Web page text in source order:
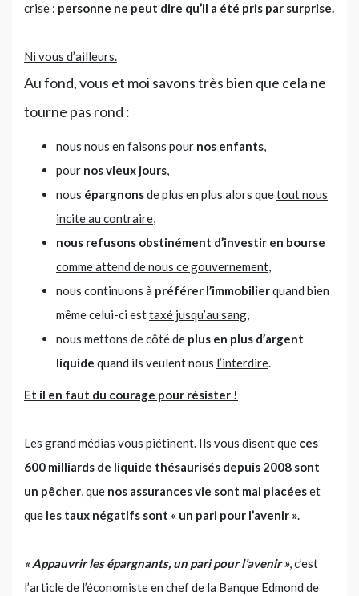
crise : personne ne peut dire qu’il a été pris par surprise.
Ni vous d’ailleurs.
Au fond, vous et moi savons très bien que cela ne
tourne pas rond :
nous nous en faisons pour nos enfants,
pour nos vieux jours,
nous épargnonsde plus en plus alors quetout nous
incite au contraire,
nous refusons obstinément d’investir en bourse
comme attend de nous ce gouvernement,
nous continuons à préférer l’immobilierquand bien
même celui-ci esttaxé jusqu’au sang,
nous mettons de côté de plus en plus d’argent
liquide quand ils veulent nous l’interdire.
Et il en faut du courage pour résister !
Les grand médias vous piétinent. Ils vous disent que ces
600 milliards de liquide thésaurisés depuis 2008 sont
un pêcher, que nos assurances vie sont mal placéeset
que les taux négatifs sont « un pari pour l’avenir ».
« Appauvrir les épargnants, un pari pour l’avenir », c’est
l’article de l’économiste en chef de la Banque Edmond de